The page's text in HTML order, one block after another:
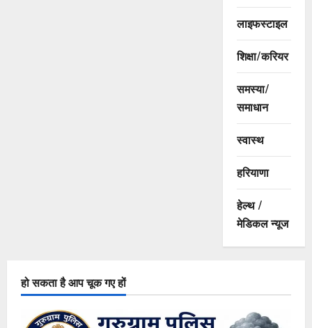
लाइफस्टाइल
शिक्षा/करियर
समस्या/
समाधान
स्वास्थ
हरियाणा
हेल्थ /
मेडिकल न्यूज
हो सकता है आप चूक गए हों